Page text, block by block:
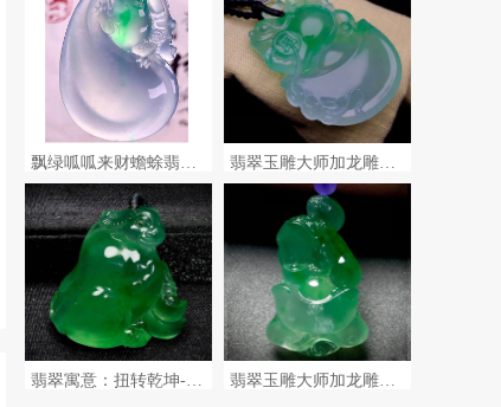
飘绿呱呱来财蟾蜍翡翠挂件，玉雕大师加龙作品 翡翠玉雕大师加龙雕刻作品，【招财进宝】
翡翠寓意：扭转乾坤-高品质翡翠料子 翡翠玉雕大师加龙雕刻作品，【世代有钱】